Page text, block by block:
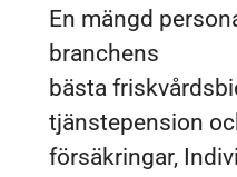
En mängd
branchens
bästa
tjänstepension
försäkringar,